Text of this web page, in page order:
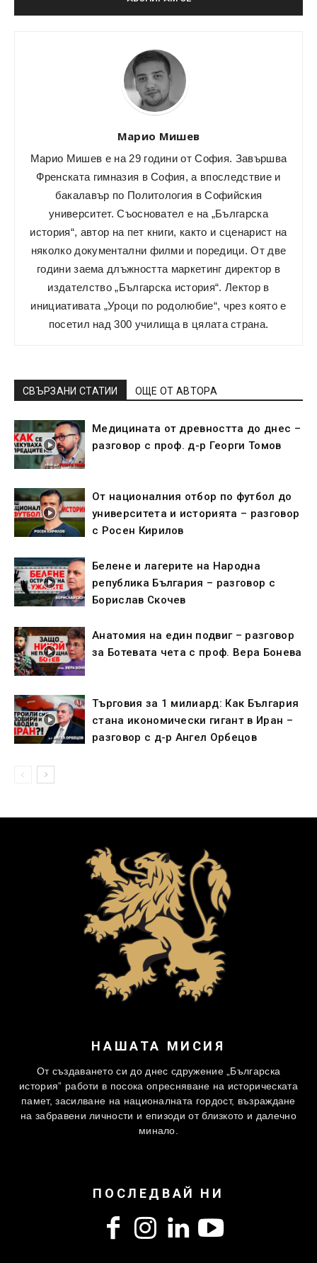
Марио Мишев
Марио Мишев е на 29 години от София. Завършва
Френската гимназия в София, а впоследствие и
бакалавър по Политология в Софийския
университет. Съосновател е на „Българска
история“, автор на пет книги, както и сценарист на
няколко документални филми и поредици. От две
години заема длъжността маркетинг директор в
издателство „Българска история“. Лектор в
инициативата „Уроци по родолюбие“, чрез която е
посетил над 300 училища в цялата страна.
СВЪРЗАНИ СТАТИИ ОЩЕ ОТ АВТОРА
Медицината от древността до днес –
разговор с проф. д-р Георги Томов
От националния отбор по футбол до
университета и историята – разговор
с Росен Кирилов
Белене и лагерите на Народна
република България – разговор с
Борислав Скочев
Анатомия на един подвиг – разговор
за Ботевата чета с проф. Вера Бонева
Търговия за 1 милиард: Как България
стана икономически гигант в Иран –
разговор с д-р Ангел Орбецов
НАШАТА МИСИЯ
От създаването си до днес сдружение „Българска
история” работи в посока опресняване на историческата
памет, засилване на националната гордост, възраждане
на забравени личности и епизоди от близкото и далечно
минало.
ПОСЛЕДВАЙ НИ